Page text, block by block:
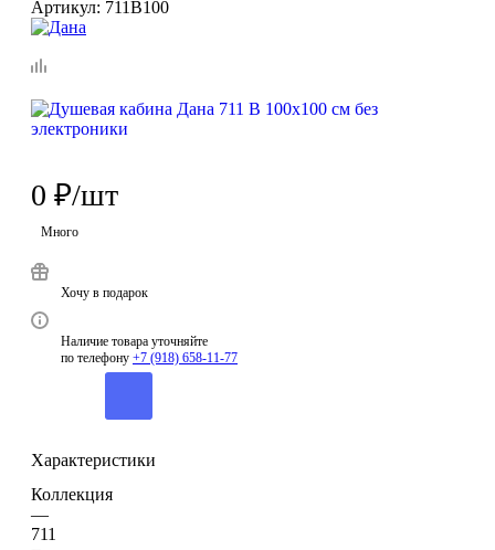
Коллекция
—
Гарантия
—
Длина, см
—
100
Ширина, см
—
Высота, см
Серебристый
Все характеристики